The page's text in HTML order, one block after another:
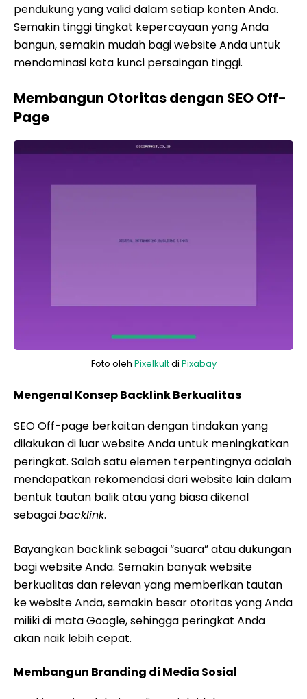
pendukung yang valid dalam setiap konten Anda.
Semakin tinggi tingkat kepercayaan yang Anda
bangun, semakin mudah bagi website Anda untuk
mendominasi kata kunci persaingan tinggi.
Membangun Otoritas dengan SEO Off-
Page
Foto oleh Pixelkultdi Pixabay
Mengenal Konsep Backlink Berkualitas
SEO Off-page berkaitan dengan tindakan yang
dilakukan di luar website Anda untuk meningkatkan
peringkat. Salah satu elemen terpentingnya adalah
mendapatkan rekomendasi dari website lain dalam
bentuk tautan balik atau yang biasa dikenal
sebagaibacklink.
Bayangkan backlink sebagai “suara” atau dukungan
bagi website Anda. Semakin banyak website
berkualitas dan relevan yang memberikan tautan
ke website Anda, semakin besar otoritas yang Anda
miliki di mata Google, sehingga peringkat Anda
akan naik lebih cepat.
Membangun Branding di Media Sosial